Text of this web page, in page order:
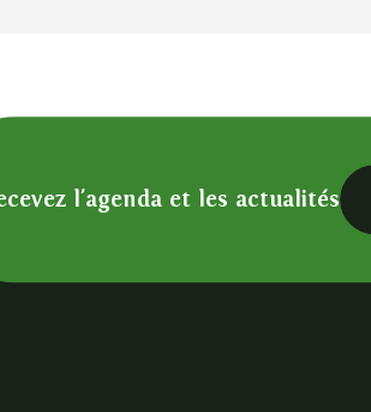
l'agenda et les actualités